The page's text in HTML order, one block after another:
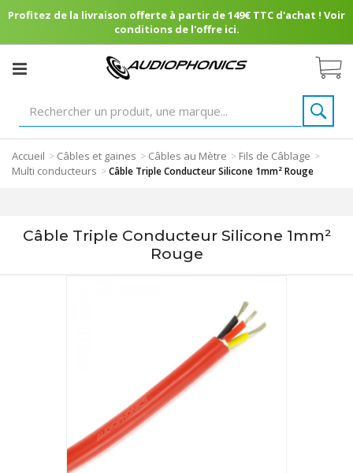
Profitez de la livraison offerte à partir de 149€ TTC d'achat ! Voir
conditions de l'offre ici.
Accueil > Câbles et gaines > Câbles au Mètre > Fils de Câblage >
Multi conducteurs >Câble Triple Conducteur Silicone 1mm² Rouge
Câble Triple Conducteur Silicone 1mm²
Rouge